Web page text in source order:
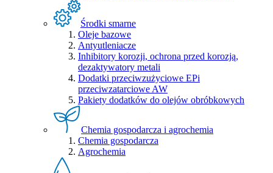
Środki smarne
Oleje bazowe
Antyutleniacze
Inhibitory korozji, ochrona przed korozją,
dezaktywatory metali
Dodatki przeciwzużyciowe EPi
przeciwzatarciowe AW
Pakiety dodatków do olejów obróbkowych
Chemia gospodarcza i agrochemia
Chemia gospodarcza
Agrochemia